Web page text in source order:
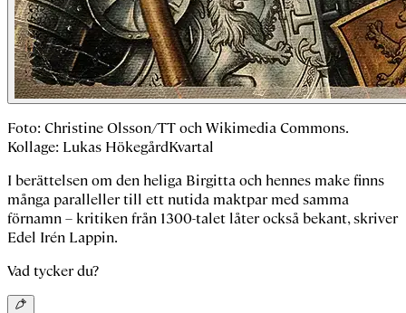
Foto: Christine Olsson/TT och Wikimedia Commons.
Kollage: Lukas HökegårdKvartal
I berättelsen om den heliga Birgitta och hennes make finns
många paralleller till ett nutida maktpar med samma
förnamn – kritiken från 1300-talet låter också bekant, skriver
Edel Irén Lappin.
Vad tycker du?